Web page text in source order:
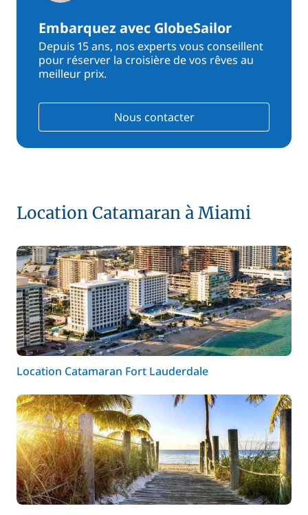
Embarquez avec GlobeSailor
Depuis 15 ans, nos experts vous conseillent
pour réserver la croisière de vos rêves au
meilleur prix.
Nous contacter
Location Catamaran à Miami
Location Catamaran Fort Lauderdale